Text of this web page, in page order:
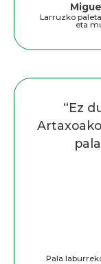
Larruzko
eta
“Ez
Pala